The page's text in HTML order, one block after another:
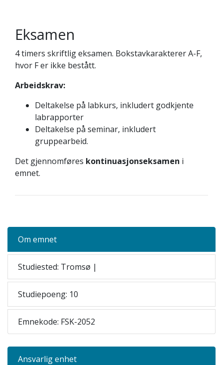
Eksamen
4 timers skriftlig eksamen. Bokstavkarakterer A-F,
hvor F er ikke bestått.
Arbeidskrav:
Deltakelse på labkurs, inkludert godkjente
labrapporter
Deltakelse på seminar, inkludert
gruppearbeid.
Det gjennomføres kontinuasjonseksamen i
emnet.
Om emnet
Studiested: Tromsø |
Studiepoeng: 10
Emnekode: FSK-2052
Ansvarlig enhet